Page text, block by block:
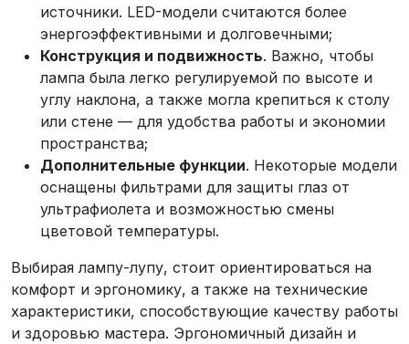
источники. LED-модели считаются более
энергоэффективными и долговечными;
Конструкция и подвижность. Важно, чтобы
лампа была легко регулируемой по высоте и
углу наклона, а также могла крепиться к столу
или стене — для удобства работы и экономии
пространства;
Дополнительные функции. Некоторые модели
оснащены фильтрами для защиты глаз от
ультрафиолета и возможностью смены
цветовой температуры.
Выбирая лампу-лупу, стоит ориентироваться на
комфорт и эргономику, а также на технические
характеристики, способствующие качеству работы
и здоровью мастера. Эргономичный дизайн и